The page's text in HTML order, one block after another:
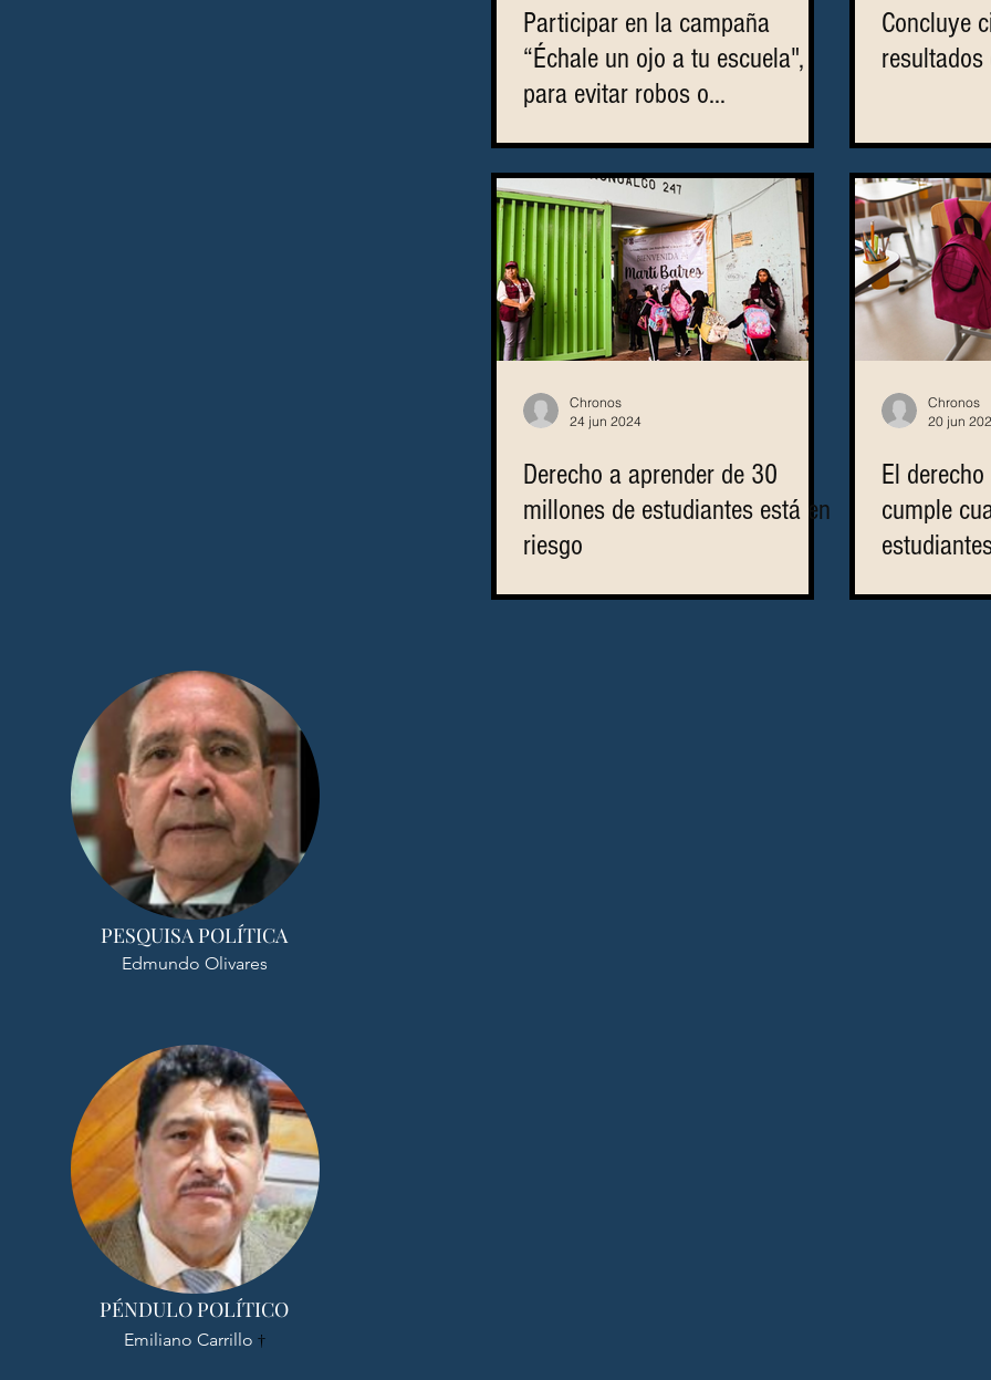
Participar en la campaña
“Échale un ojo a tu escuela",
para evitar robos o
durante las vacaciones
Concluye
resultados
Chronos
24 jun 2024
Derecho a aprender de 30
millones de estudiantes está en
riesgo
Chronos
20 jun
El
cumple
PESQUISA POLÍTICA
Edmundo Olivares
PÉNDULO POLÍTICO
Emiliano Carrillo †